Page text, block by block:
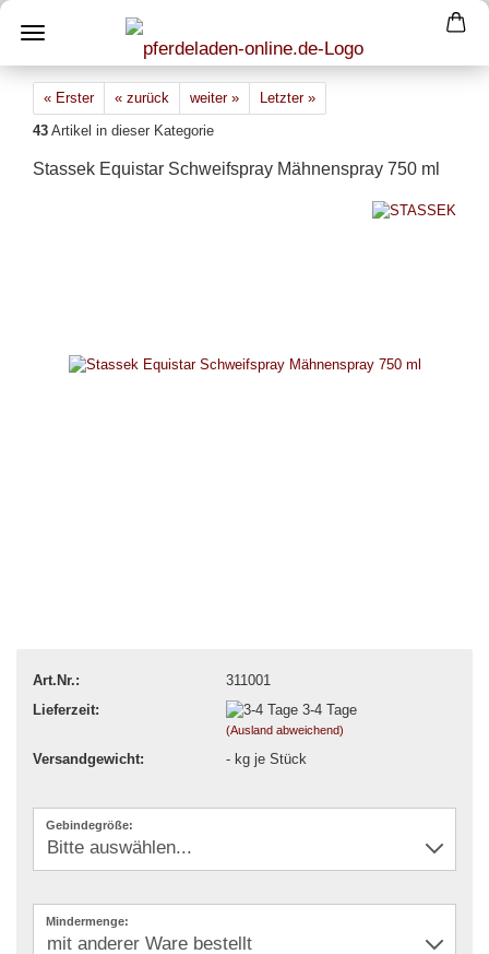
« Erster « zurück weiter »
Letzter »
43 Artikel in dieser Kategorie
Stassek Equistar Schweifspray Mähnenspray 750 ml
Art.Nr.:
311001
Lieferzeit:
3-4 Tage
(Ausland abweichend)
Versandgewicht: -kg je Stück
Gebindegröße:
Mindermenge: